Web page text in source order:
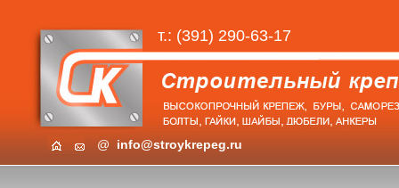
т.: (391) 290-63-17
@ info@stroykrepeg.ru